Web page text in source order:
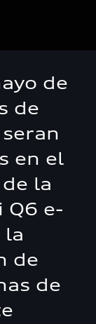
de
de
en el
la
Q6 e-
la
de
de